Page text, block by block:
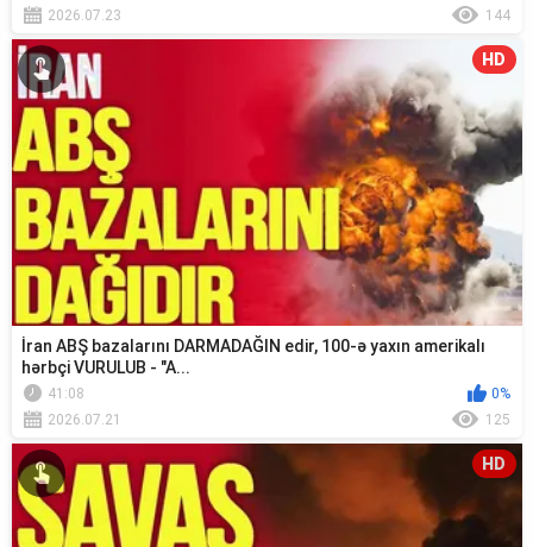
2026.07.23
144
HD
İran ABŞ bazalarını DARMADAĞIN edir, 100-ə yaxın amerikalı
hərbçi VURULUB - "A...
41:08
0%
2026.07.21
125
HD